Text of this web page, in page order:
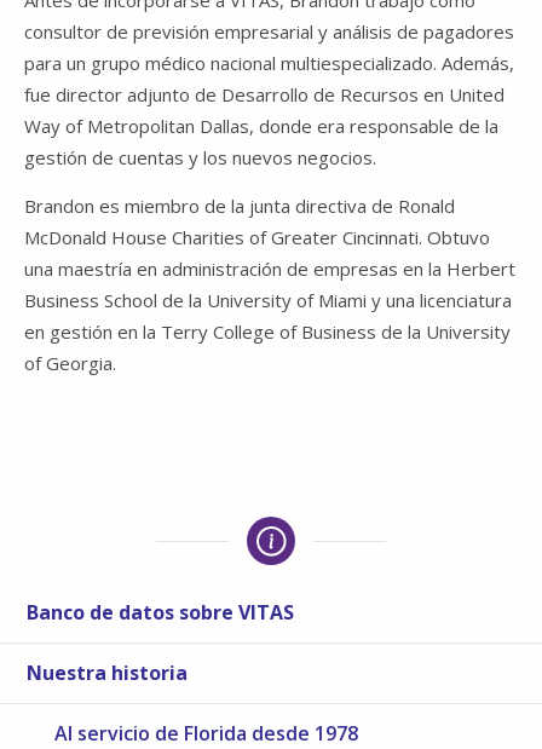
consultor de previsión empresarial y análisis de pagadores
para un grupo médico nacional multiespecializado. Además,
fue director adjunto de Desarrollo de Recursos en United
Way of Metropolitan Dallas, donde era responsable de la
gestión de cuentas y los nuevos negocios.
Brandon es miembro de la junta directiva de Ronald
McDonald House Charities of Greater Cincinnati. Obtuvo
una maestría en administración de empresas en la Herbert
Business School de la University of Miami y una licenciatura
en gestión en la Terry College of Business de la University
of Georgia.
Banco de datos sobre VITAS
Nuestra historia
Al servicio de Florida desde 1978